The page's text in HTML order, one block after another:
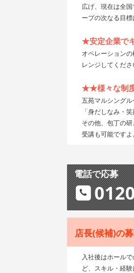
広げ、現在は全
ープの次なる目
★安定企業で
オペレーション
レンジしてくだ
★★様々な制度
五苑マルシング
「身だしなみ・
その他、包丁の
受講も可能ですよ。
電話で応募
店長(候補)の
入社後はホール
ど、スキル・経